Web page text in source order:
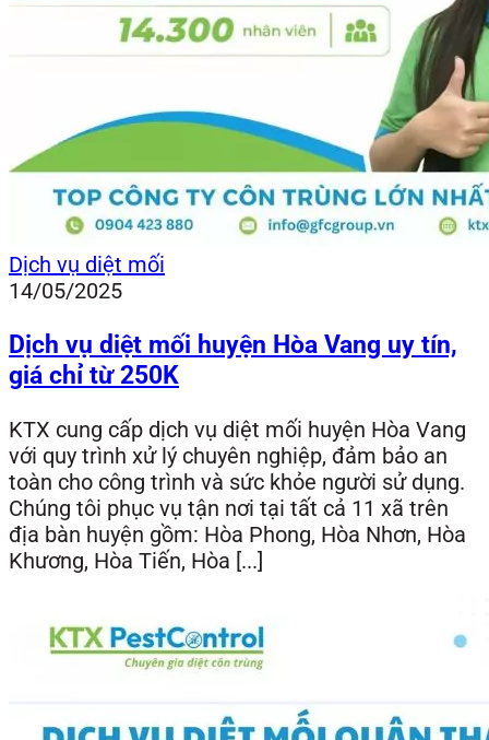
Dịch vụ diệt mối
14/05/2025
Dịch vụ diệt mối huyện Hòa Vang uy tín,
giá chỉ từ 250K
KTX cung cấp dịch vụ diệt mối huyện Hòa Vang
với quy trình xử lý chuyên nghiệp, đảm bảo an
toàn cho công trình và sức khỏe người sử dụng.
Chúng tôi phục vụ tận nơi tại tất cả 11 xã trên
địa bàn huyện gồm: Hòa Phong, Hòa Nhơn, Hòa
Khương, Hòa Tiến, Hòa [...]